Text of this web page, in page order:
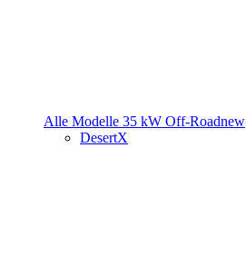
Alle Modelle 35 kW Off-Roadnew
DesertX